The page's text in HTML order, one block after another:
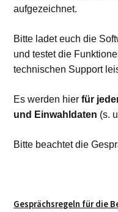
aufgezeichnet.
Bitte ladet euch die
und testet die
technischen Support
Es werden hierfür
und Einwahldaten (s.
Bitte beachtet die
Gesprächsregeln für die